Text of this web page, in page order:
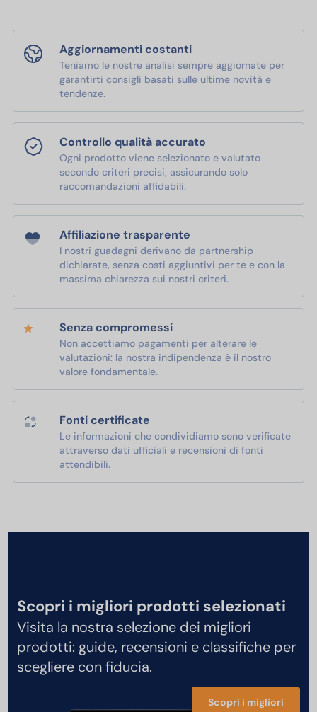
Aggiornamenti costanti
Teniamo le nostre analisi sempre aggiornate per
garantirti consigli basati sulle ultime novità e
tendenze.
Controllo qualità accurato
Ogni prodotto viene selezionato e valutato
secondo criteri precisi, assicurando solo
raccomandazioni affidabili.
Affiliazione trasparente
I nostri guadagni derivano da partnership
dichiarate, senza costi aggiuntivi per te e con la
massima chiarezza sui nostri criteri.
Senza compromessi
Non accettiamo pagamenti per alterare le
valutazioni: la nostra indipendenza è il nostro
valore fondamentale.
Fonti certificate
Le informazioni che condividiamo sono verificate
attraverso dati ufficiali e recensioni di fonti
attendibili.
Scopri i migliori prodotti selezionati
Visita la nostra selezione dei migliori
prodotti: guide, recensioni e classifiche per
scegliere con fiducia.
Scopri i migliori